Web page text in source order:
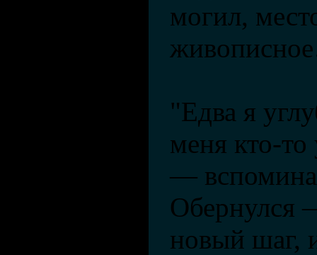
могил,
"Едва я
меня кто-то
—
Обернулся
новый шаг,